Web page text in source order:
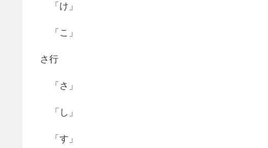
「け」
「こ」
さ行
「さ」
「し」
「す」